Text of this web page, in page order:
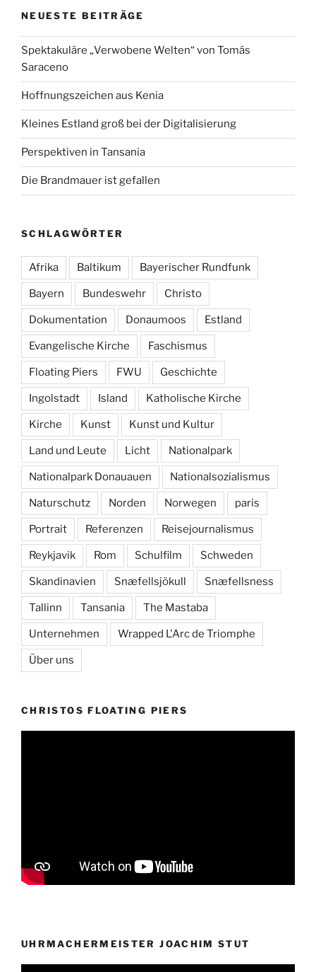
NEUESTE BEITRÄGE
Spektakuläre „Verwobene Welten“ von Tomás
Saraceno
Hoffnungszeichen aus Kenia
Kleines Estland groß bei der Digitalisierung
Perspektiven in Tansania
Die Brandmauer ist gefallen
SCHLAGWÖRTER
Afrika Baltikum Bayerischer Rundfunk
Bayern Bundeswehr Christo
Dokumentation Donaumoos Estland
Evangelische Kirche Faschismus
Floating Piers FWU Geschichte
Ingolstadt Island Katholische Kirche
Kirche Kunst Kunst und Kultur
Land und Leute Licht Nationalpark
Nationalpark Donauauen Nationalsozialismus
Naturschutz Norden Norwegen paris
Portrait Referenzen Reisejournalismus
Reykjavik Rom Schulfilm Schweden
Skandinavien Snæfellsjökull Snæfellsness
Tallinn Tansania The Mastaba
Unternehmen Wrapped L'Arc de Triomphe
Über uns
CHRISTOS FLOATING PIERS
UHRMACHERMEISTER JOACHIM STUT